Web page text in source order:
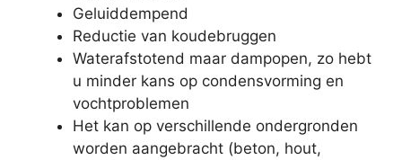
Geluiddempend
Reductie van koudebruggen
Waterafstotend maar dampopen, zo hebt
u minder kans op condensvorming en
vochtproblemen
Het kan op verschillende ondergronden
worden aangebracht (beton, hout,